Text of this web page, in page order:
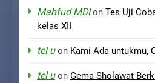
Mahfud MDIon Tes Uji
kelas XII
tel uon Kami Ada untukmu,
tel uon Gema Sholawat